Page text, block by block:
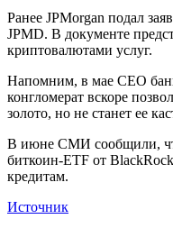
Ранее JPMorgan подал
JPMD. В документе
криптовалютами услуг.
Напомним, в мае CEO
конгломерат вскоре
золото, но не станет ее
В июне СМИ сообщили,
биткоин-ETF от
кредитам.
Источник